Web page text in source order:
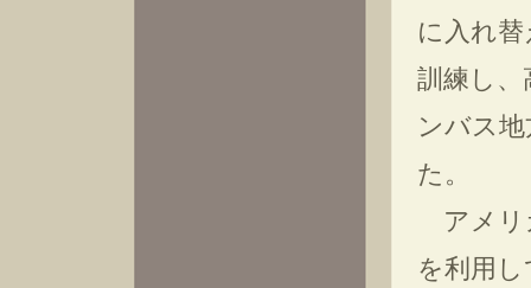
に入れ
訓練し、
ンバス
た。
アメリ
を利用